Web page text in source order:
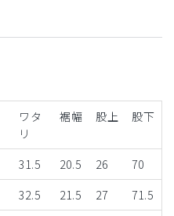
ワタ
リ
裾幅 股上 股下
31.5 20.5 26
70
32.5 21.5 27
71.5